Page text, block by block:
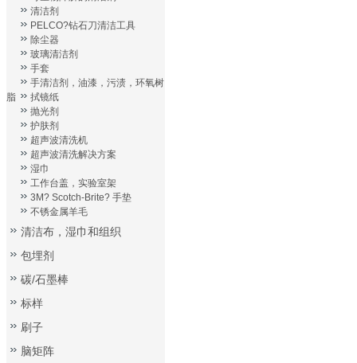
清洁剂
PELCO?钻石刀清洁工具
除尘器
玻璃清洁剂
手套
手清洁剂，油漆，污渍，环氧树
脂
拭镜纸
抛光剂
护肤剂
超声波清洗机
超声波清洗解决方案
湿巾
工作台盖，实验室架
3M? Scotch-Brite? 手垫
不锈金属羊毛
清洁布，湿巾和组织
包埋剂
碳/石墨棒
标样
刷子
脑矩阵